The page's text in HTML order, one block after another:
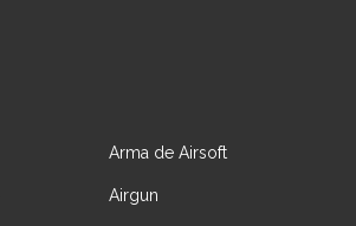
Arma de Airsoft
Airgun